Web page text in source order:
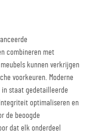
combineren met
kunnen verkrijgen
voorkeuren. Moderne
staat gedetailleerde
optimaliseren en
de beoogde
dat elk onderdeel